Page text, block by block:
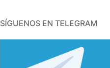
SÍGUENOS EN TELEGRAM